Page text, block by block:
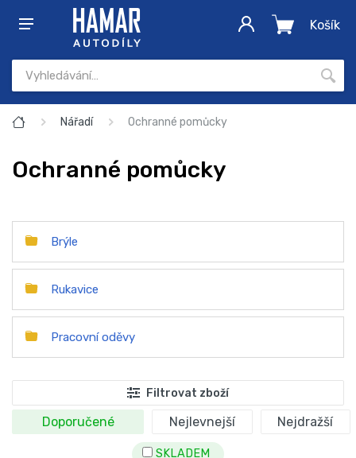
Košík
Nářadí Ochranné pomůcky
Ochranné pomůcky
Brýle
Rukavice
Pracovní oděvy
Filtrovat zboží
Doporučené Nejlevnejší Nejdražší
SKLADEM